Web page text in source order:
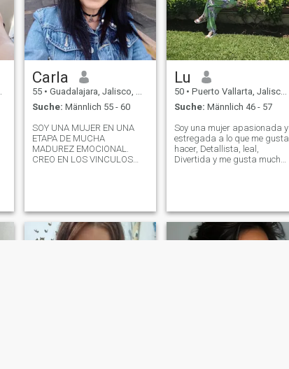
Carla
55 • Guadalajara, Jalisco, Mexiko
Suche: Männlich 55 - 60
SOY UNA MUJER EN UNA
ETAPA DE MUCHA
MADUREZ EMOCIONAL.
CREO EN LOS VINCULOS
Lu
50 • Puerto Vallarta, Jalisco, Mexiko
Suche: Männlich 46 - 57
Soy una mujer apasionada y
estregada a lo que me gusta
hacer, Detallista, leal,
Divertida y me gusta mucho